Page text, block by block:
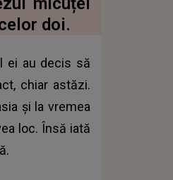
doi.
ei au decis să
chiar astăzi.
și la vremea
loc. Însă iată